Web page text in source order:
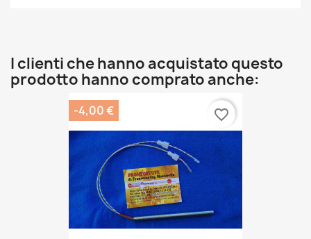
I clienti che hanno acquistato questo
prodotto hanno comprato anche:
-4,00 € favorite_border